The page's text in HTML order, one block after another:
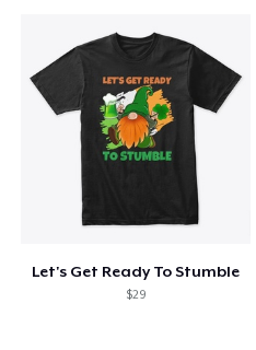
Let's Get Ready To Stumble
$29